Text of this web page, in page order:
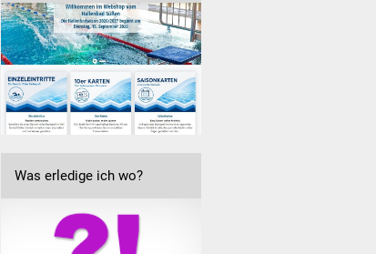
Was erledige ich wo?